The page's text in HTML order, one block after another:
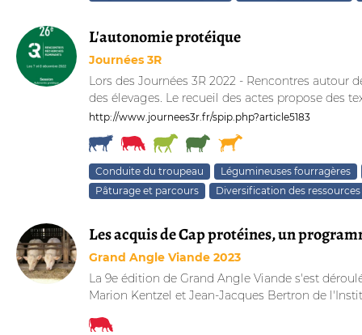
L'autonomie protéique
Journées 3R
Lors des Journées 3R 2022 - Rencontres
des élevages. Le recueil des actes propose des
http://www.journees3r.fr/spip.php?article5183
Conduite du troupeau
Légumineuses fourragères
Pâturage et parcours
Diversification des
Les acquis de Cap protéines, un
Grand Angle Viande 2023
La 9e édition de Grand Angle Viande s'est
Marion Kentzel et Jean-Jacques Bertron de